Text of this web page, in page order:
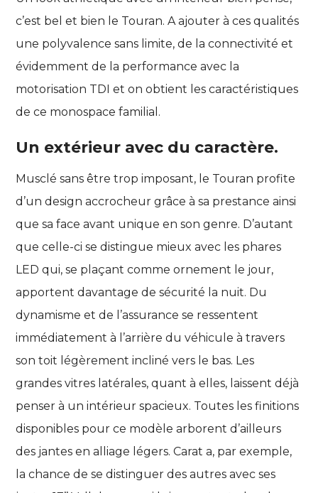
c’est bel et bien le Touran. A ajouter à ces qualités
une polyvalence sans limite, de la connectivité et
évidemment de la performance avec la
motorisation TDI et on obtient les caractéristiques
de ce monospace familial.
Un extérieur avec du caractère.
Musclé sans être trop imposant, le Touran profite
d’un design accrocheur grâce à sa prestance ainsi
que sa face avant unique en son genre. D’autant
que celle-ci se distingue mieux avec les phares
LED qui, se plaçant comme ornement le jour,
apportent davantage de sécurité la nuit. Du
dynamisme et de l’assurance se ressentent
immédiatement à l’arrière du véhicule à travers
son toit légèrement incliné vers le bas. Les
grandes vitres latérales, quant à elles, laissent déjà
penser à un intérieur spacieux. Toutes les finitions
disponibles pour ce modèle arborent d’ailleurs
des jantes en alliage légers. Carat a, par exemple,
la chance de se distinguer des autres avec ses